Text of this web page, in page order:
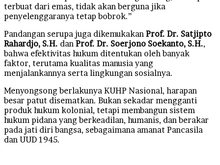
terbuat dari emas, tidak akan berguna jika
penyelenggaranya tetap bobrok.”
Pandangan serupa juga dikemukakan Prof. Dr. Satjipto
Rahardjo, S.H. dan Prof. Dr. Soerjono Soekanto, S.H.,
bahwa efektivitas hukum ditentukan oleh banyak
faktor, terutama kualitas manusia yang
menjalankannya serta lingkungan sosialnya.
Menyongsong berlakunya KUHP Nasional, harapan
besar patut disematkan. Bukan sekadar mengganti
produk hukum kolonial, tetapi membangun sistem
hukum pidana yang berkeadilan, humanis, dan berakar
pada jati diri bangsa, sebagaimana amanat Pancasila
dan UUD 1945.